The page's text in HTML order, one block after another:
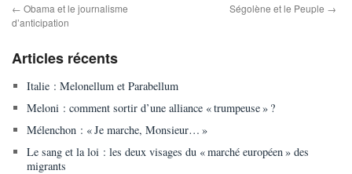
← Obama et le journalisme
d’anticipation
Ségolène et le Peuple →
Articles récents
Italie : Melonellum et Parabellum
Meloni : comment sortir d’une alliance « trumpeuse » ?
Mélenchon : « Je marche, Monsieur… »
Le sang et la loi : les deux visages du « marché européen » des
migrants